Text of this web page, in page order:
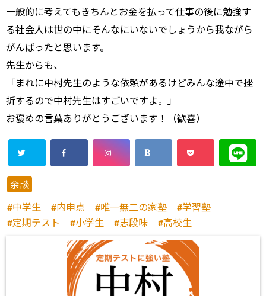
一般的に考えてもきちんとお金を払って仕事の後に勉強す
る社会人は世の中にそんなにいないでしょうから我ながら
がんばったと思います。
先生からも、
「まれに中村先生のような依頼があるけどみんな途中で挫
折するので中村先生はすごいですよ。」
お褒めの言葉ありがとうございます！（歓喜）
余談
中学生
内申点 唯一無二の家塾
学習塾
定期テスト
小学生 志段味 高校生